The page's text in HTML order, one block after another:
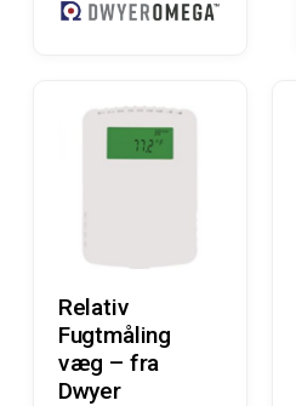
Relativ
Fugtmåling
væg – fra
Dwyer